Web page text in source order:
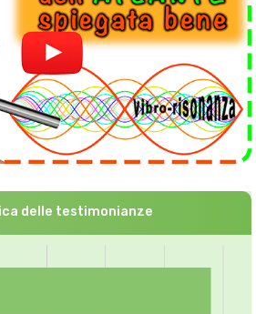
delle testimonianze